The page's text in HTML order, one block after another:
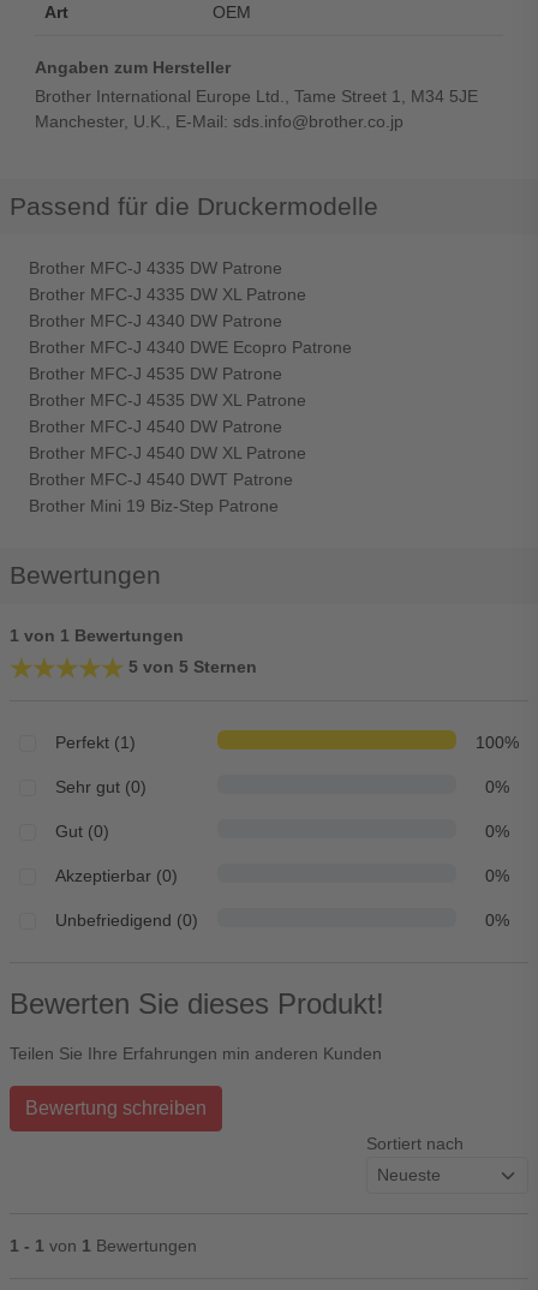
Art OEM
Angaben zum Hersteller
Brother International Europe Ltd., Tame Street 1, M34 5JE
Manchester, U.K., E-Mail: sds.info@brother.co.jp
Passend für die Druckermodelle
Brother MFC-J 4335 DW Patrone
Brother MFC-J 4335 DW XL Patrone
Brother MFC-J 4340 DW Patrone
Brother MFC-J 4340 DWE Ecopro Patrone
Brother MFC-J 4535 DW Patrone
Brother MFC-J 4535 DW XL Patrone
Brother MFC-J 4540 DW Patrone
Brother MFC-J 4540 DW XL Patrone
Brother MFC-J 4540 DWT Patrone
Brother Mini 19 Biz-Step Patrone
Bewertungen
1 von 1 Bewertungen
★★★★★
★★★★★ 5 von 5 Sternen
Perfekt (1) 100%
Sehr gut (0) 0%
Gut (0) 0%
Akzeptierbar (0) 0%
Unbefriedigend (0) 0%
Bewerten Sie dieses Produkt!
Teilen Sie Ihre Erfahrungen min anderen Kunden
Bewertung schreiben
Sortiert nach
1 - 1 von 1 Bewertungen